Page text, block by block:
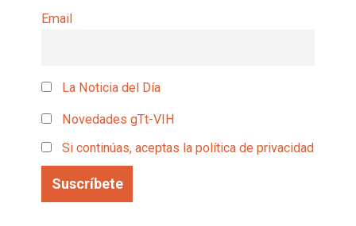
Email
La Noticia del Día
Novedades gTt-VIH
Si continúas, aceptas la política de privacidad